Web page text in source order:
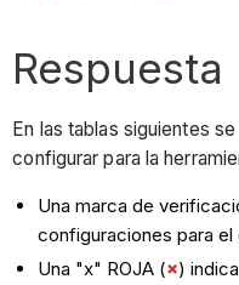
Respuesta
En las tablas siguientes
configurar para la
Una marca de
configuraciones para el
Una "x" ROJA (
)